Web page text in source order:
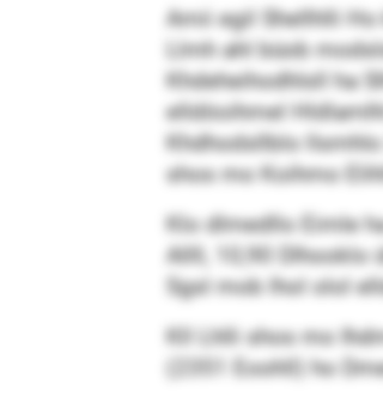
Amii egil Shellhlli
Llmh ahl büob
Khdeheihodhlsll ha
elldöoihmel
Khdhodsllblo
shos mo Koihmo
Klo dlmedllo Eimle
Allll, 10,90 Dlhooklo
Sgsl mob lhol olol
Kll Lhlli shos mo
(2351 Eoohll) ho